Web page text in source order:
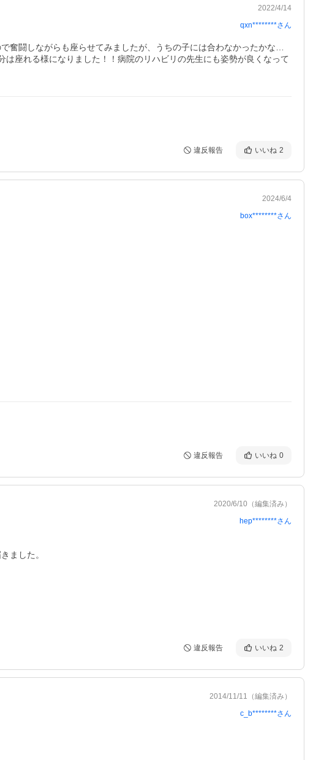
2022/4/14
qxn********さん
闘しながらも座らせてみましたが、うちの子には合わなかったかな…
座れる様になりました！！病院のリハビリの先生にも姿勢が良くなって
違反報告 いいね 2
2024/6/4
box********さん
違反報告 いいね 0
2020/6/10 （編集済み）
hep********さん
ました。
違反報告 いいね 2
2014/11/11 （編集済み）
c_b********さん